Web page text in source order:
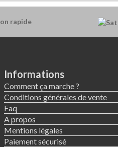
rapide
Informations
Comment ça marche ?
Conditions générales de vente
Faq
A propos
Mentions légales
Paiement sécurisé